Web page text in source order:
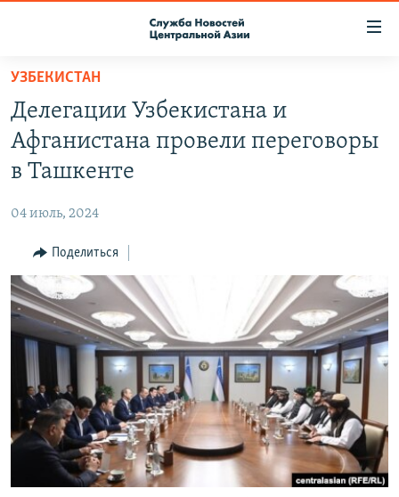
Вернуться
основному
содержанию
Вернутся
главной
Вернутся
поиску
ПОДПИСКА
КОНТАКТЫ
НАСТОЯЩЕЕ ВРЕМЯ
МИГРАНТ МЕДИА
УЗБЕКИСТАН
Делегации Узбекистана и
Афганистана провели переговоры
в Ташкенте
04 июль, 2024
Поделиться